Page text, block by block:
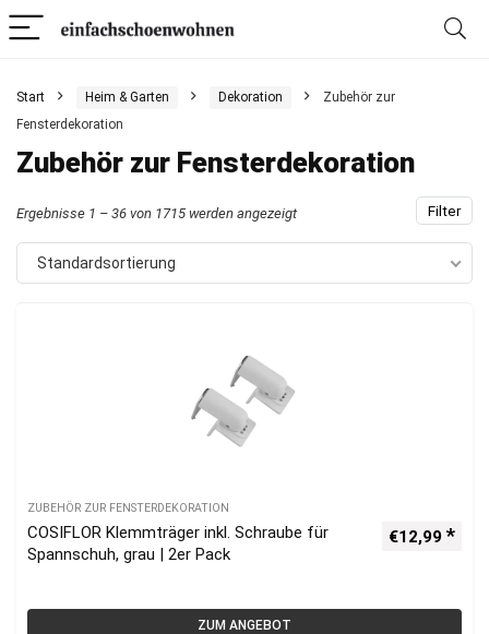
Start Heim & Garten Dekoration
Zubehör zur
Fensterdekoration
Zubehör zur Fensterdekoration
Filter
Ergebnisse 1 – 36 von 1715 werden angezeigt
Standardsortierung
ZUBEHÖR ZUR FENSTERDEKORATION
COSIFLOR Klemmträger inkl. Schraube für
Spannschuh, grau | 2er Pack
€12,99
ZUM ANGEBOT